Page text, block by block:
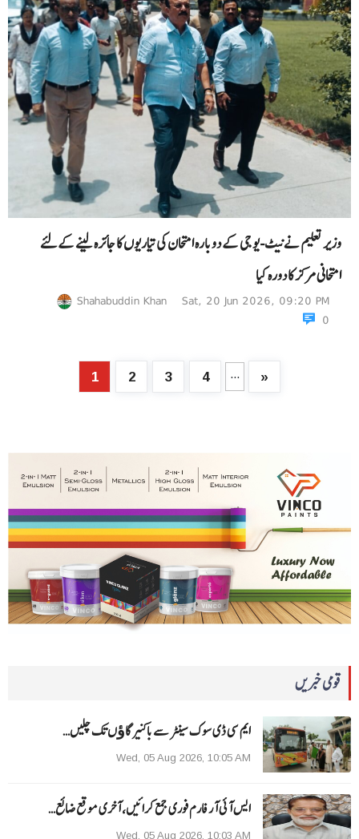
قومی خبریں
ایم سی ڈی سوک سینٹر سے باکنیر گاﺅں تک چلیں…
Wed, 05 Aug 2026, 10:05 AM
ایس آئی آر فارم فوری جمع کرائیں، آخری موقع ضائع…
Wed, 05 Aug 2026, 10:03 AM
وزیر تعلیم نے نیٹ-یو جی کے دوبارہ امتحان کی تیاریوں کا جائزہ لینے کےلئے
امتحانی مرکز کا دورہ کیا
Shahabuddin Khan
Sat, 20 Jun 2026, 09:20 PM
0
1 2 3 4 ... »